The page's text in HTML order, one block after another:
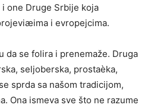
one Druge Srbije koja
i evropejcima.
da se folira i prenemaže. Druga
seljoberska, prostaèka,
sprda sa našom tradicijom,
Ona ismeva sve što ne razume